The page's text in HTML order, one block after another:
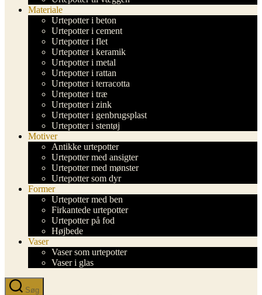
Materiale
Urtepotter i beton
Urtepotter i cement
Urtepotter i flet
Urtepotter i keramik
Urtepotter i metal
Urtepotter i rattan
Urtepotter i terracotta
Urtepotter i træ
Urtepotter i zink
Urtepotter i genbrugsplast
Urtepotter i stentøj
Motiver
Antikke urtepotter
Urtepotter med ansigter
Urtepotter med mønster
Urtepotter som dyr
Former
Urtepotter med ben
Firkantede urtepotter
Urtepotter på fod
Højbede
Vaser
Vaser som urtepotter
Vaser i glas
Søg